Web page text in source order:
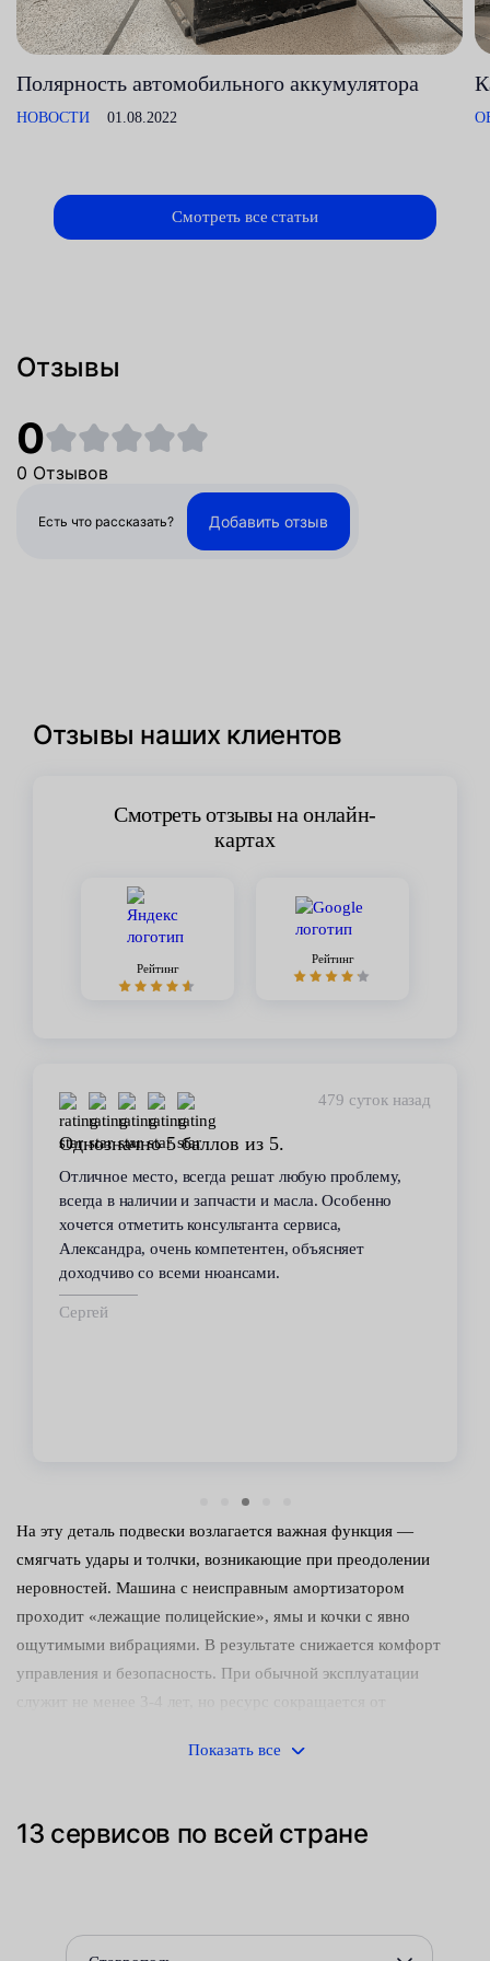
Полярность автомобильного аккумулятора
НОВОСТИ 01.08.2022
Смотреть все статьи
Отзывы
0
0 Отзывов
Есть что рассказать? Добавить отзыв
Отзывы наших клиентов
Смотреть отзывы на онлайн-
картах
Рейтинг
Рейтинг
450 суток назад
Стабильное качество
В течение 6 лет пользуюсь услугами данного
сервиса. Высокий профессионализм персонала
всегда помогал решить возникающие с
автомобилем проблемы. Все работы по
техобслуживанию проводились качественно и в
срок.
На эту деталь подвески возлагается важная функция —
смягчать удары и толчки, возникающие при преодолении
неровностей. Машина с неисправным амортизатором
проходит «лежащие полицейские», ямы и кочки с явно
ощутимыми вибрациями. В результате снижается комфорт
управления и безопасность. При обычной эксплуатации
служит не менее 3-4 лет, но ресурс сокращается от
подтеки рабочей жидкости, следы коррозии;
Показать все
13 сервисов по всей стране